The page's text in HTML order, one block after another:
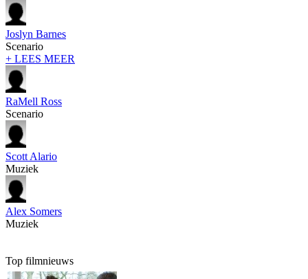
Joslyn Barnes
Scenario
+ LEES MEER
RaMell Ross
Scenario
Scott Alario
Muziek
Alex Somers
Muziek
Top filmnieuws